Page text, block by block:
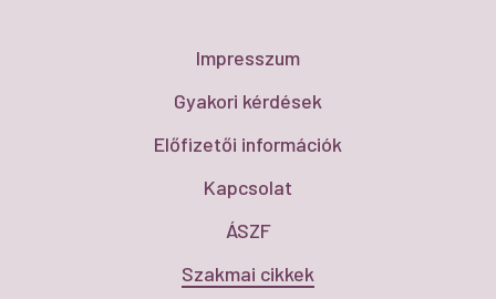
Impresszum
Gyakori kérdések
Előfizetői információk
Kapcsolat
ÁSZF
Szakmai cikkek